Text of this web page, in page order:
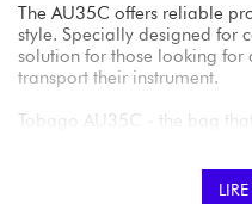
The AU35C offers reliable
style. Specially designed for
solution for those looking for
transport their instrument.
Tobago AU35C - the bag